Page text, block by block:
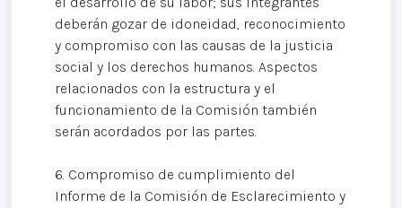
deberán gozar de idoneidad, reconocimiento
y compromiso con las causas de la justicia
social y los derechos humanos. Aspectos
relacionados con la estructura y el
funcionamiento de la Comisión también
serán acordados por las partes.
6. Compromiso de cumplimiento del
Informe de la Comisión de Esclarecimiento y